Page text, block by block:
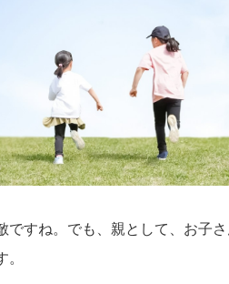
すね。でも、親として、お子